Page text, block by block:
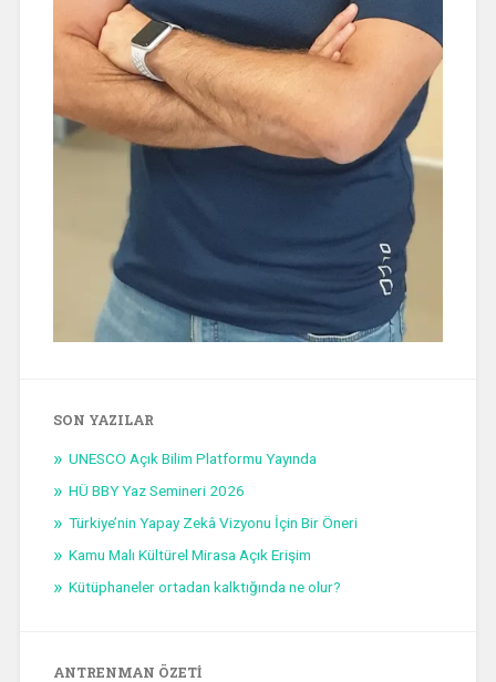
SON YAZILAR
UNESCO Açık Bilim Platformu Yayında
HÜ BBY Yaz Semineri 2026
Türkiye’nin Yapay Zekâ Vizyonu İçin Bir Öneri
Kamu Malı Kültürel Mirasa Açık Erişim
Kütüphaneler ortadan kalktığında ne olur?
ANTRENMAN ÖZETI